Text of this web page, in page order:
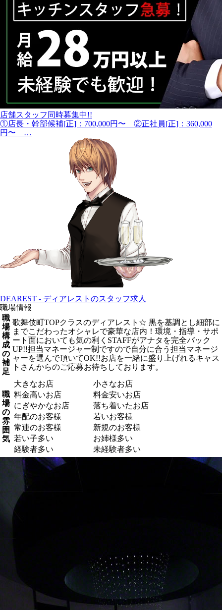
店舗スタッフ同時募集中!!
①店長・幹部候補[正]：700,000円〜 ②正社員[正]：360,000
円〜 …
DEAREST - ディアレストのスタッフ求人
職場情報
職
場
構
成
の
補
足
歌舞伎町TOPクラスのディアレスト☆ 黒を基調とし細部に
までこだわったオシャレで豪華な店内！環境・指導・サポ
ート面においても気の利くSTAFFがアナタを完全バック
UP!!担当マネージャー制ですので自分に合う担当マネージ
ャーを選んで頂いてOK!!お店を一緒に盛り上げれるキャス
トさんからのご応募お待ちしております。
職
場
の
雰
囲
気
大きなお店
小さなお店
料金高いお店
料金安いお店
にぎやかなお店
落ち着いたお店
年配のお客様
若いお客様
常連のお客様
新規のお客様
若い子多い
お姉様多い
経験者多い
未経験者多い